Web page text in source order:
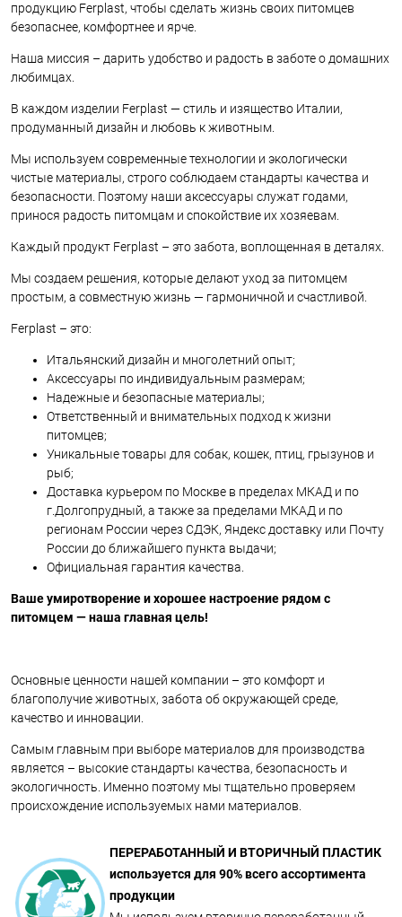
продукцию Ferplast, чтобы сделать жизнь своих питомцев
безопаснее, комфортнее и ярче.
Наша миссия – дарить удобство и радость в заботе о домашних
любимцах.
В каждом изделии Ferplast — стиль и изящество Италии,
продуманный дизайн и любовь к животным.
Мы используем современные технологии и экологически
чистые материалы, строго соблюдаем стандарты качества и
безопасности. Поэтому наши аксессуары служат годами,
принося радость питомцам и спокойствие их хозяевам.
Каждый продукт Ferplast – это забота, воплощенная в деталях.
Мы создаем решения, которые делают уход за питомцем
простым, а совместную жизнь — гармоничной и счастливой.
Ferplast – это:
Итальянский дизайн и многолетний опыт;
Аксессуары по индивидуальным размерам;
Надежные и безопасные материалы;
Ответственный и внимательных подход к жизни
питомцев;
Уникальные товары для собак, кошек, птиц, грызунов и
рыб;
Доставка курьером по Москве в пределах МКАД и по
г.Долгопрудный, а также за пределами МКАД и по
регионам России через СДЭК, Яндекс доставку или Почту
России до ближайшего пункта выдачи;
Официальная гарантия качества.
Ваше умиротворение и хорошее настроение рядом с
питомцем — наша главная цель!
Основные ценности нашей компании – это комфорт и
благополучие животных, забота об окружающей среде,
качество и инновации.
Самым главным при выборе материалов для производства
является – высокие стандарты качества, безопасность и
экологичность. Именно поэтому мы тщательно проверяем
происхождение используемых нами материалов.
ПЕРЕРАБОТАННЫЙ И ВТОРИЧНЫЙ ПЛАСТИК
используется для 90% всего ассортимента
продукции